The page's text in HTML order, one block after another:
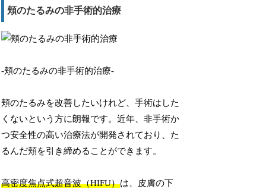
頬のたるみの非手術的治療
-頬のたるみの非手術的治療-
頬のたるみを改善したいけれど、手術はした
くないという方に朗報です。近年、非手術か
つ安全性の高い治療法が開発されており、た
るんだ頬を引き締めることができます。
高密度焦点式超音波（HIFU）は、皮膚の下